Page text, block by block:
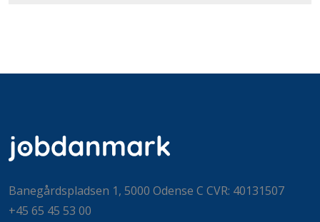
Banegårdspladsen 1, 5000 Odense C CVR: 40131507
+45 65 45 53 00